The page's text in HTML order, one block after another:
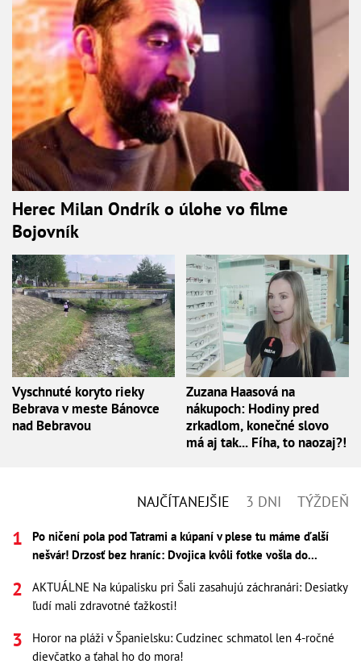
Herec Milan Ondrík o úlohe vo filme
Bojovník
Vyschnuté koryto rieky
Bebrava v meste Bánovce
nad Bebravou
Zuzana Haasová na
nákupoch: Hodiny pred
zrkadlom, konečné slovo
má aj tak... Fíha, to naozaj?!
NAJČÍTANEJŠIE 3 DNI TÝŽDEŇ
Po ničení pola pod Tatrami a kúpaní v plese tu máme ďalší
nešvár! Drzosť bez hraníc: Dvojica kvôli fotke vošla do...
AKTUÁLNE Na kúpalisku pri Šali zasahujú záchranári: Desiatky
ľudí mali zdravotné ťažkosti!
Horor na pláži v Španielsku: Cudzinec schmatol len 4-ročné
dievčatko a ťahal ho do mora!